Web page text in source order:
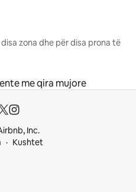
zona dhe për disa prona të
me qira mujore
Inc.
Kushtet